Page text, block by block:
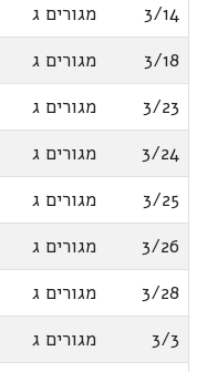
3/14
מגורים ג
3/18
מגורים ג
3/23
מגורים ג
3/24
מגורים ג
3/25
מגורים ג
3/26
מגורים ג
3/28
מגורים ג
3/3
מגורים ג